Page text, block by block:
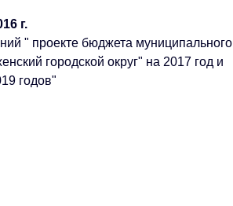
г.
" проекте бюджета муниципального
городской округ" на 2017 год и
годов"